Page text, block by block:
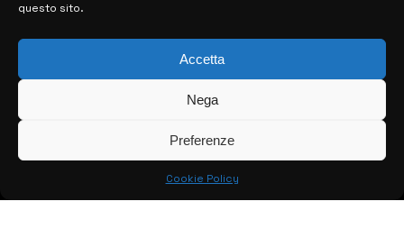
questo sito.
Accetta
Nega
Preferenze
Cookie Policy
> NOTIZIE
> CONTATTI